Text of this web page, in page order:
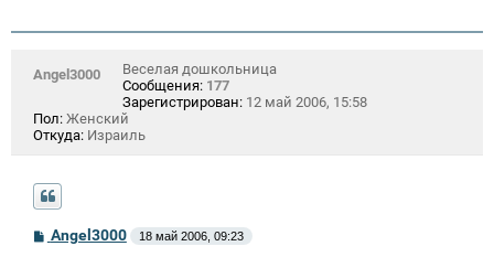
Angel3000
Веселая дошкольница
Сообщения: 177
Зарегистрирован: 12 май 2006, 15:58
Пол: Женский
Откуда: Израиль
С
о
Angel3000 18 май 2006, 09:23